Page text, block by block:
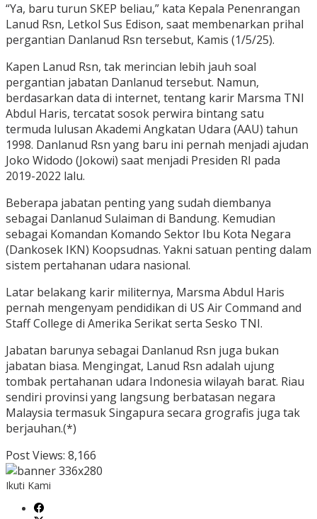
“Ya, baru turun SKEP beliau,” kata Kepala Penenrangan
Lanud Rsn, Letkol Sus Edison, saat membenarkan prihal
pergantian Danlanud Rsn tersebut, Kamis (1/5/25).
Kapen Lanud Rsn, tak merincian lebih jauh soal
pergantian jabatan Danlanud tersebut. Namun,
berdasarkan data di internet, tentang karir Marsma TNI
Abdul Haris, tercatat sosok perwira bintang satu
termuda lulusan Akademi Angkatan Udara (AAU) tahun
1998. Danlanud Rsn yang baru ini pernah menjadi ajudan
Joko Widodo (Jokowi) saat menjadi Presiden RI pada
2019-2022 lalu.
Beberapa jabatan penting yang sudah diembanya
sebagai Danlanud Sulaiman di Bandung. Kemudian
sebagai Komandan Komando Sektor Ibu Kota Negara
(Dankosek IKN) Koopsudnas. Yakni satuan penting dalam
sistem pertahanan udara nasional.
Latar belakang karir militernya, Marsma Abdul Haris
pernah mengenyam pendidikan di US Air Command and
Staff College di Amerika Serikat serta Sesko TNI.
Jabatan barunya sebagai Danlanud Rsn juga bukan
jabatan biasa. Mengingat, Lanud Rsn adalah ujung
tombak pertahanan udara Indonesia wilayah barat. Riau
sendiri provinsi yang langsung berbatasan negara
Malaysia termasuk Singapura secara grografis juga tak
berjauhan.(*)
Post Views: 8,166
Ikuti Kami